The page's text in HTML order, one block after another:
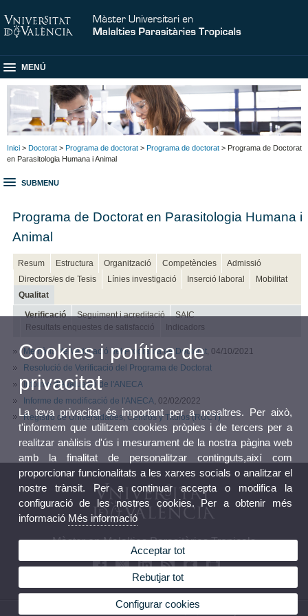
MENÚ
Inici > Doctorat > Programa de doctorat > Programa de doctorat > Programa de Doctorat
en Parasitologia Humana i Animal
SUBMENU
Programa de Doctorat en Parasitologia Humana i
Animal
Resum Estructura Organització Competències
Admissió
Directors/es de Tesis
Línies investigació Inserció laboral
Mobilitat
Qualitat
Verificació Seguiment i acreditació
SAIC
Resultats enquestes de satisfacció
Indicadors
Memòria de Verificació del Programa de Doctorat , 04/10/2021
Resolució de Verificació del Programa de Doctorat
Informe d'Avaluació de l'ANECA
Informe de modificació de l'ANECA , 02/02/2022
Registro de Universidades, Centros y Títulos (RUCT)
Màster en Malalties Parasitàries Tropicals
© 2026 UV. - Av. Vicent Andrés Estellés, 22, 46100 Burjassot.
Cookies i política de
privacitat
La teva privacitat és important per a nosaltres. Per això,
t'informem que utilitzem cookies pròpies i de tercers per a
realitzar anàlisis d'ús i mesurament de la nostra pàgina web
amb la finalitat de personalitzar continguts,així com
proporcionar funcionalitats a les xarxes socials o analitzar el
nostre trànsit. Per a continuar accepta o modifica la
configuració de les nostres cookies. Per a obtenir més
informació Més informació
Acceptar tot
Rebutjar tot
Configurar cookies